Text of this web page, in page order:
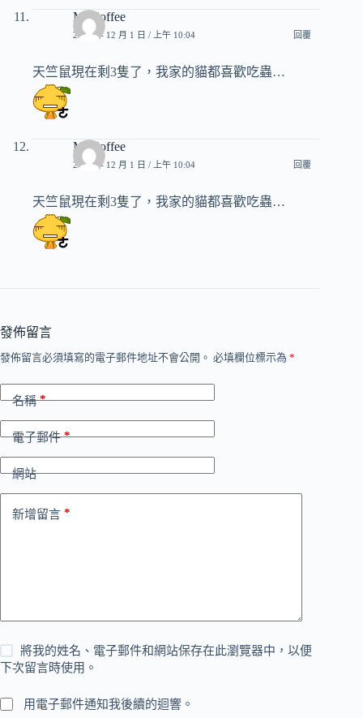
Mr.Coffee
2012 年 12 月 1 日 / 上午 10:04 回覆
天竺鼠現在剩3隻了，我家的貓都喜歡吃蟲…
Mr.Coffee
2012 年 12 月 1 日 / 上午 10:04 回覆
天竺鼠現在剩3隻了，我家的貓都喜歡吃蟲…
發佈留言
發佈留言必須填寫的電子郵件地址不會公開。 必填欄位標示為 *
名稱*
電子郵件*
網站
新增留言 *
將我的姓名、電子郵件和網站保存在此瀏覽器中，以便
下次留言時使用。
用電子郵件通知我後續的迴響。